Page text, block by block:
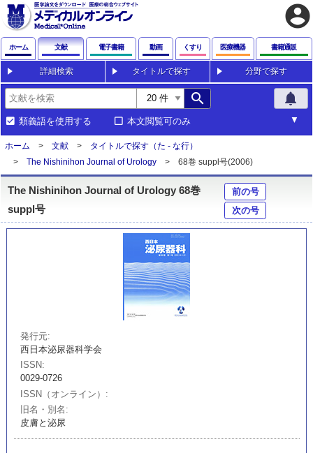
account_circle
ホーム 文献 電子書籍 動画 くすり 医療機器 書籍通販
詳細検索 タイトルで探す 分野で探す
search notifications
類義語を使用する 本文閲覧可のみ
ホーム 文献
タイトルで探す（た - な行）
The Nishinihon Journal of Urology
68巻 suppl号(2006)
The Nishinihon Journal of Urology 68巻
suppl号
前の号
次の号
発行元
西日本泌尿器科学会
ISSN
0029-0726
ISSN（オンライン）
旧名・別名
皮膚と泌尿